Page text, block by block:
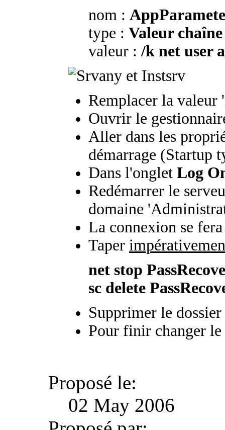
nom :
type : Valeur chaîne
valeur :/k net user
Remplacer la valeur
Ouvrir le
Aller dans les
démarrage (Startup
Dans l'onglet Log
Redémarrer le
domaine
La connexion se
Taper
net stop
sc delete
Supprimer le
Pour finir changer
Proposé le:
02 May 2006